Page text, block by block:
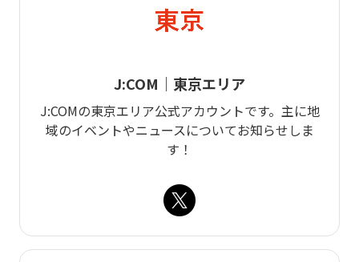
J:COM｜東京エリア
J:COMの東京エリア公式アカウントです。主に地
域のイベントやニュースについてお知らせしま
す！